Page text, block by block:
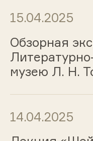
15.04.2025
Обзорная
музею Л. Н.
14.04.2025